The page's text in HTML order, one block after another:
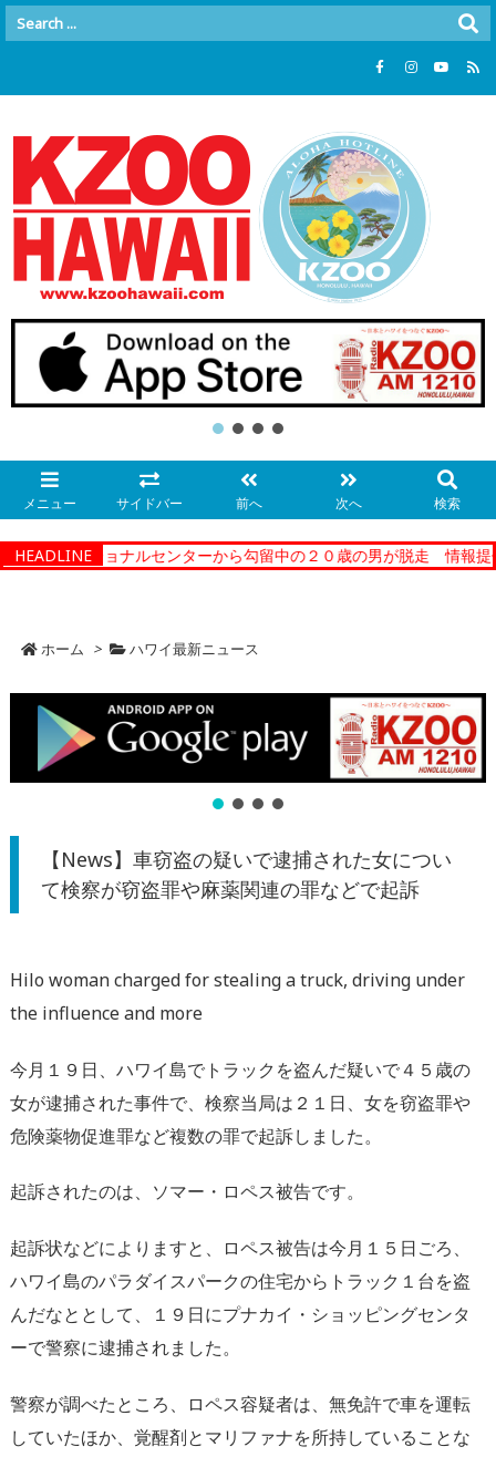
メニュー サイドバー 前へ 次へ 検索
HEADLINE
ーコレクショナルセンターから勾留中の２０歳の男が脱走 情報提供
ホーム > ハワイ最新ニュース
【News】車窃盗の疑いで逮捕された女につい
て検察が窃盗罪や麻薬関連の罪などで起訴
Hilo woman charged for stealing a truck, driving under
the influence and more
今月１９日、ハワイ島でトラックを盗んだ疑いで４５歳の
女が逮捕された事件で、検察当局は２１日、女を窃盗罪や
危険薬物促進罪など複数の罪で起訴しました。
起訴されたのは、ソマー・ロペス被告です。
起訴状などによりますと、ロペス被告は今月１５日ごろ、
ハワイ島のパラダイスパークの住宅からトラック１台を盗
んだなととして、１９日にプナカイ・ショッピングセンタ
ーで警察に逮捕されました。
警察が調べたところ、ロペス容疑者は、無免許で車を運転
していたほか、覚醒剤とマリファナを所持していることな